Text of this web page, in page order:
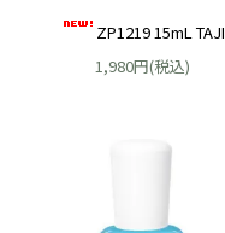
ZP1219 15mL TAJI
1,980円(税込)